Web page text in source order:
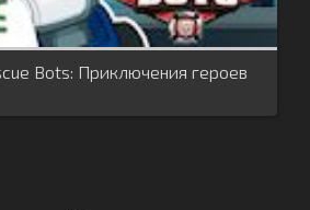
Bots: Приключения героев